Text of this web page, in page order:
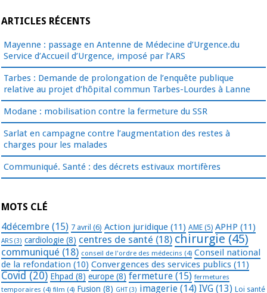
ARTICLES RÉCENTS
Mayenne : passage en Antenne de Médecine d’Urgence.du
Service d’Accueil d’Urgence, imposé par l’ARS
Tarbes : Demande de prolongation de l’enquête publique
relative au projet d’hôpital commun Tarbes-Lourdes à Lanne
Modane : mobilisation contre la fermeture du SSR
Sarlat en campagne contre l’augmentation des restes à
charges pour les malades
Communiqué. Santé : des décrets estivaux mortifères
MOTS CLÉ
4décembre (15) 7 avril (6) Action juridique (11) AME (5) APHP (11)
ARS (3) cardiologie (8) centres de santé (18) chirurgie (45)
communiqué (18) conseil de l'ordre des médecins (4) Conseil national
de la refondation (10) Convergences des services publics (11)
Covid (20) Ehpad (8) europe (8) fermeture (15) fermetures
temporaires (4) film (4) Fusion (8) GHT(3) imagerie (14) IVG (13) Loi santé